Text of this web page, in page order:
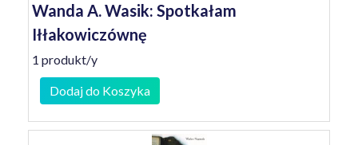
Wanda A. Wasik: Spotkałam
Iłłakowiczównę
1 produkt/y
Dodaj do Koszyka